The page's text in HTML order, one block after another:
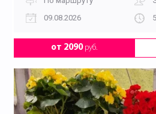
09.08.2026
от 2090руб.